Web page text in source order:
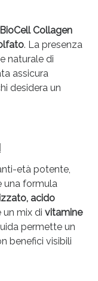
BioCell Collagen
. La presenza
naturale di
assicura
desidera un
età potente,
una formula
acido
mix di vitamine
permette un
benefici visibili